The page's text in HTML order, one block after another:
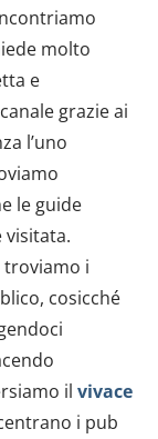
molto
e
grazie ai
l’uno
le guide
visitata.
troviamo i
cosicché
il vivace
i pub